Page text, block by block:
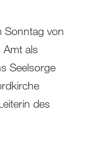
Sonntag von
als
Seelsorge
des